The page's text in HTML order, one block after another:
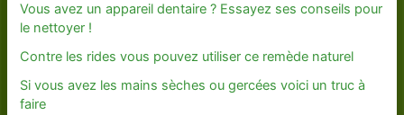
Vous avez un appareil dentaire ? Essayez ses conseils pour
le nettoyer !
Contre les rides vous pouvez utiliser ce remède naturel
Si vous avez les mains sèches ou gercées voici un truc à
faire